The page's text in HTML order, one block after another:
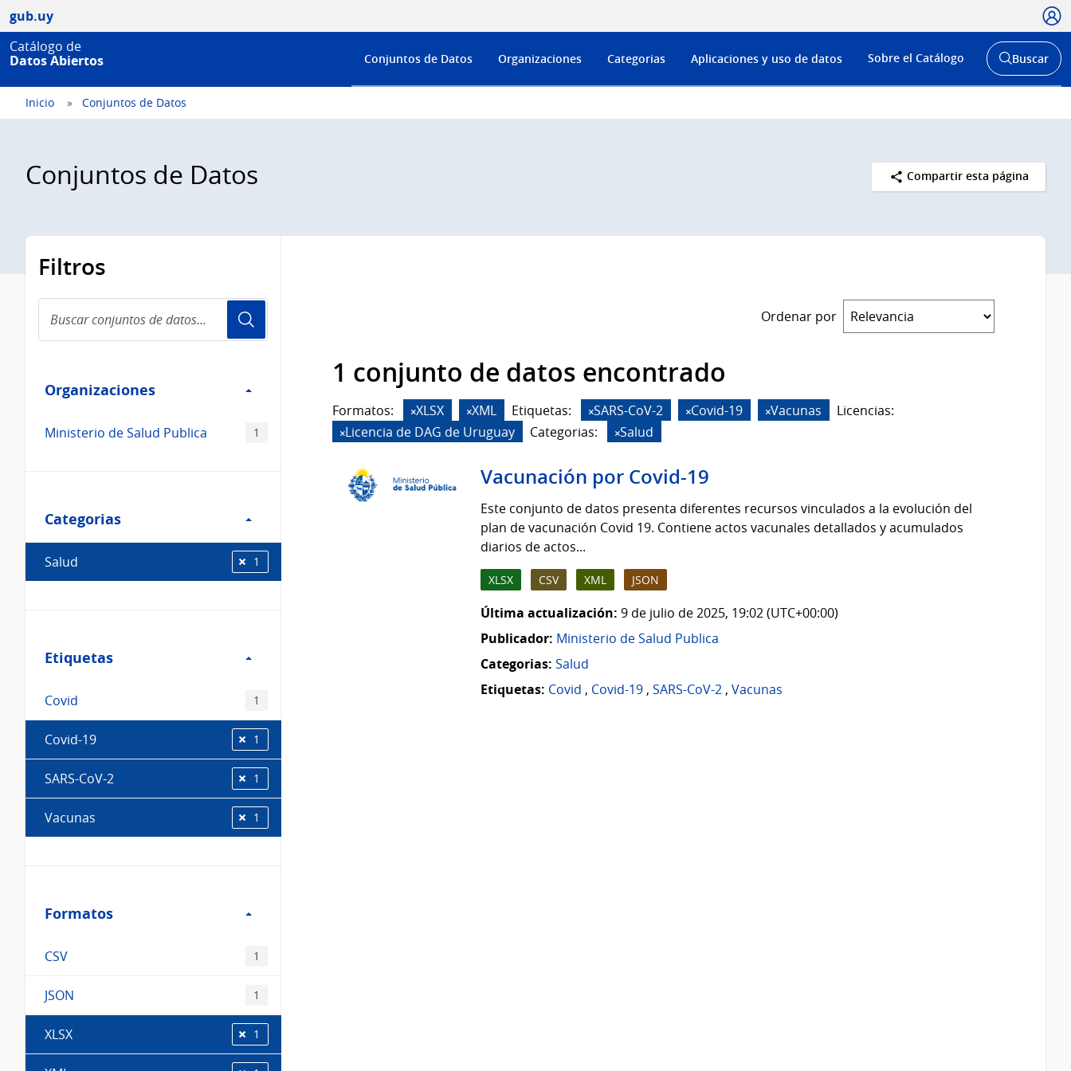
gub.uy
Catálogo de
Datos Abiertos
Menú
de
Conjuntos de Datos Organizaciones Categorias Aplicaciones y uso de datos Sobre el Catálogo
Abrir
buscador
Buscar
Inicio Conjuntos de Datos
Conjuntos de Datos Compartir esta página
Filtros
conjuntos
de
Organizaciones
Organizaciones
Ministerio de Salud Publica 1
Categorias
Categorias
Salud 1
Etiquetas
Etiquetas
Covid 1
Covid-19 1
SARS-CoV-2 1
Vacunas 1
Formatos
Formatos
CSV 1
JSON 1
XLSX 1
Ordenar por
1 conjunto de datos encontrado
Formatos: XLSX XML Etiquetas: SARS-CoV-2 Covid-19 Vacunas
Licencias:
Licencia de DAG de Uruguay
Categorias: Salud
Vacunación por Covid-19
Este conjunto de datos presenta diferentes recursos vinculados a la evolución del
plan de vacunación Covid 19. Contiene actos vacunales detallados y acumulados
diarios de actos...
XLSX CSV XML JSON
Última actualización: 9 de julio de 2025, 19:02 (UTC+00:00)
Publicador: Ministerio de Salud Publica
Categorias: Salud
Etiquetas: Covid , Covid-19, SARS-CoV-2, Vacunas